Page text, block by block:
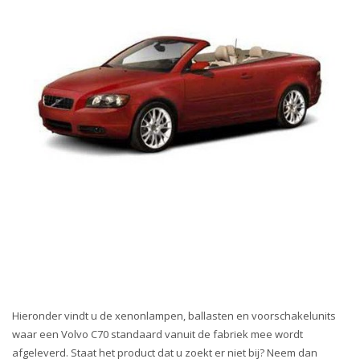
Hieronder vindt u de xenonlampen, ballasten en voorschakelunits
waar een Volvo C70 standaard vanuit de fabriek mee wordt
afgeleverd. Staat het product dat u zoekt er niet bij? Neem dan